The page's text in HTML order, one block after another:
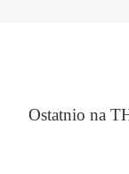
Ostatnio na